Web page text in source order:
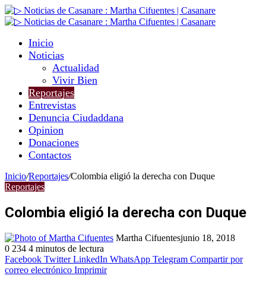
Inicio
Noticias
Actualidad
Vivir Bien
Reportajes
Entrevistas
Denuncia Ciudaddana
Opinion
Donaciones
Contactos
Inicio/Reportajes/Colombia eligió la derecha con Duque
Reportajes
Colombia eligió la derecha con Duque
Martha Cifuentesjunio 18, 2018
0 234 4 minutos de lectura
Facebook Twitter LinkedIn WhatsApp Telegram Compartir por
correo electrónico Imprimir